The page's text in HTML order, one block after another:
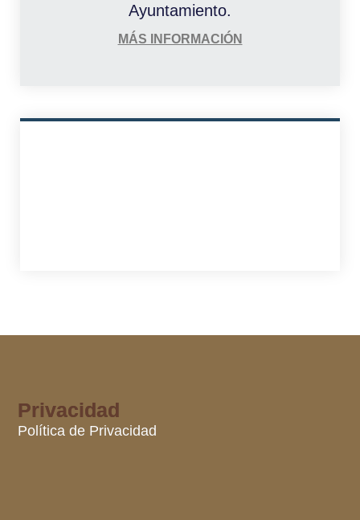
Ayuntamiento.
MÁS INFORMACIÓN
Privacidad
Política de Privacidad